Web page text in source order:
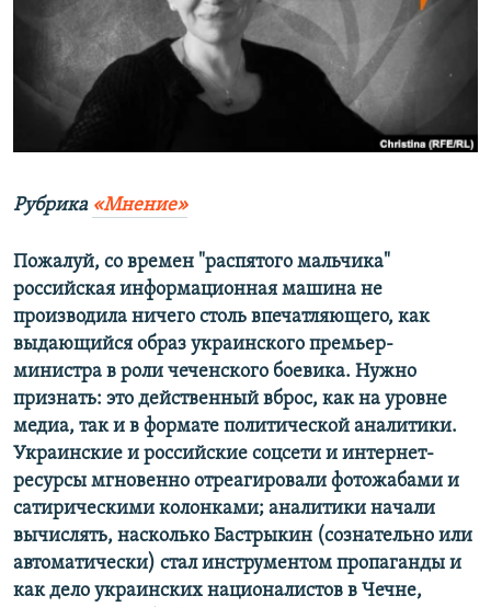
ПОБЕДИТЕЛЕЙ НЕ СУДЯТ?
КРЫМ.НЕПОКОРЕННЫЙ
ELIFBE
ПРИСОЕДИНЯЙТЕСЬ!
Рубрика «Мнение»
Пожалуй, со времен "распятого мальчика"
российская информационная машина не
производила ничего столь впечатляющего, как
выдающийся образ украинского премьер-
министра в роли чеченского боевика. Нужно
признать: это действенный вброс, как на уровне
медиа, так и в формате политической аналитики.
Украинские и российские соцсети и интернет-
ресурсы мгновенно отреагировали фотожабами и
сатирическими колонками; аналитики начали
вычислять, насколько Бастрыкин (сознательно или
автоматически) стал инструментом пропаганды и
как дело украинских националистов в Чечне,